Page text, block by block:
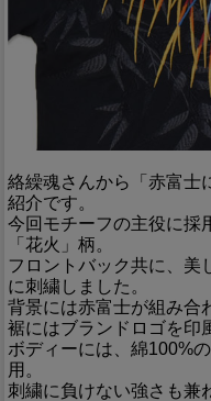
絡繰魂さんから「赤富士
紹介です。
今回モチーフの主役に採
「花火」柄。
フロントバック共に、美
に刺繍しました。
背景には赤富士が組み合
裾にはブランドロゴを印
ボディーには、綿100%
用。
刺繍に負けない強さも兼